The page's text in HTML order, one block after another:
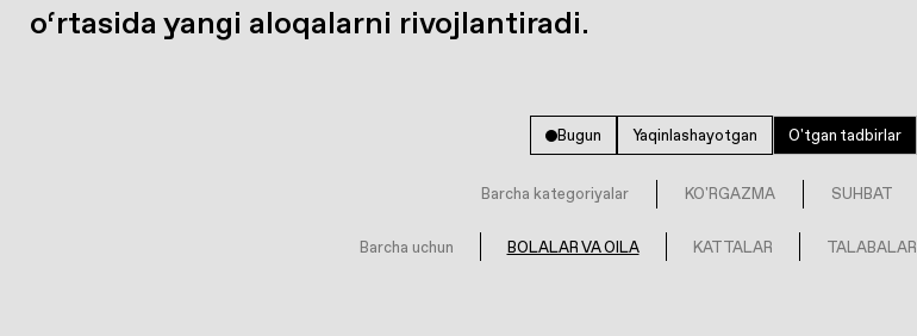
o‘rtasida yangi aloqalarni rivojlantiradi.
Bugun Yaqinlashayotgan O'tgan tadbirlar
Barcha kategoriyalar KO'RGAZMA SUHBAT
Barcha uchun BOLALAR VA OILA KATTALAR TALABALAR